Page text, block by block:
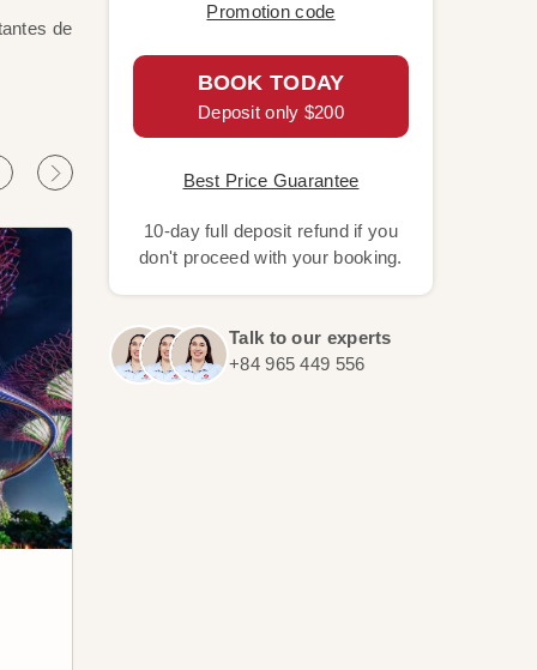
de
Promotion code
BOOK TODAY
Deposit only $200
Best Price Guarantee
10-day full deposit refund if you
don't proceed with your booking.
Talk to our experts
+84 965 449 556